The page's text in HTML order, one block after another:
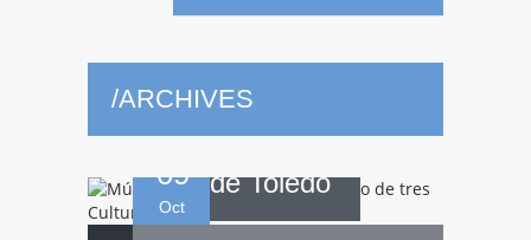
/ARCHIVES
09
Oct
sufí en Concierto
de tres Culturas
de Toledo